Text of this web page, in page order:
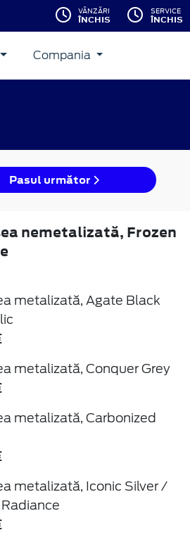
VÂNZĂRI
ÎNCHIS
SERVICE
ÎNCHIS
Compania
Pasul următor
nemetalizată, Frozen
metalizată, Agate Black
metalizată, Conquer Grey
metalizată, Carbonized
metalizată, Iconic Silver /